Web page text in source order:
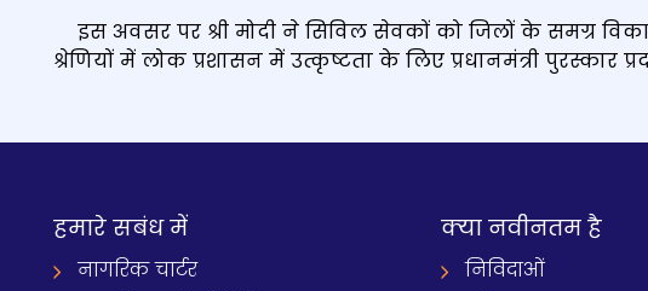
इस अवसर पर श्री मोदी ने सिविल सेवकों को जिलों के समग्र
श्रेणियों में लोक प्रशासन में उत्कृष्टता के लिए प्रधानमंत्री पुरस्कार
हमारे सबंध में
नागरिक चार्टर
क्‍या नवीनतम है
निविदाओं